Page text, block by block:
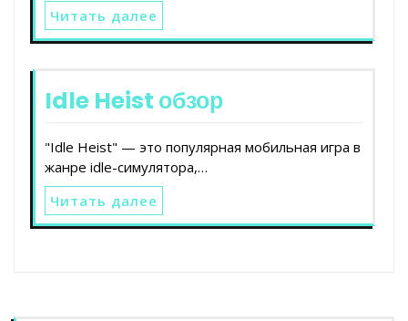
Читать далее
Idle Heist обзор
"Idle Heist" — это популярная мобильная игра в
жанре idle-симулятора,…
Читать далее